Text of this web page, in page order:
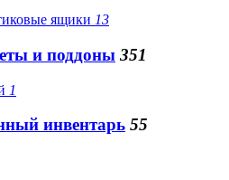
ящики 13
и поддоны 351
1
инвентарь 55